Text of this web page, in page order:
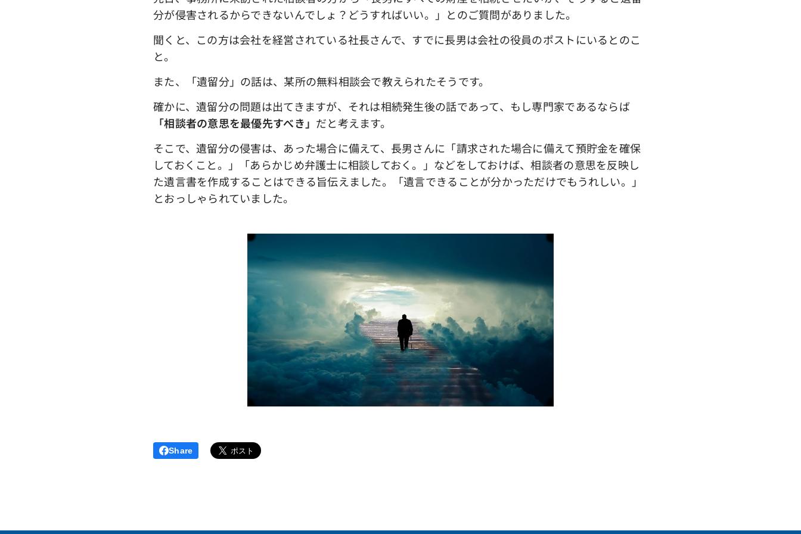
分が侵害されるからできないんでしょ？どうすればいい。」とのご質問がありました。
聞くと、この方は会社を経営されている社長さんで、すでに長男は会社の役員のポストにいるとのこ
と。
また、「遺留分」の話は、某所の無料相談会で教えられたそうです。
確かに、遺留分の問題は出てきますが、それは相続発生後の話であって、もし専門家であるならば
「相談者の意思を最優先すべき」 だと考えます。
そこで、遺留分の侵害は、あった場合に備えて、長男さんに「請求された場合に備えて預貯金を確保
しておくこと。」「あらかじめ弁護士に相談しておく。」などをしておけば、相談者の意思を反映し
た遺言書を作成することはできる旨伝えました。「遺言できることが分かっただけでもうれしい。」
とおっしゃられていました。
Share